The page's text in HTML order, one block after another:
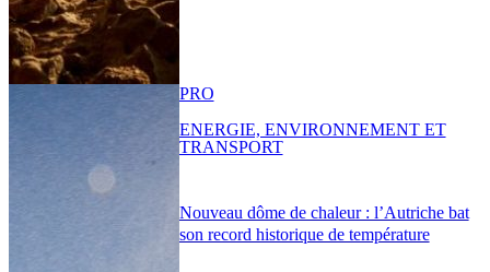
Nouveau dôme de chaleur : l’Autriche bat
son record historique de température
PRO
ENERGIE, ENVIRONNEMENT ET
TRANSPORT